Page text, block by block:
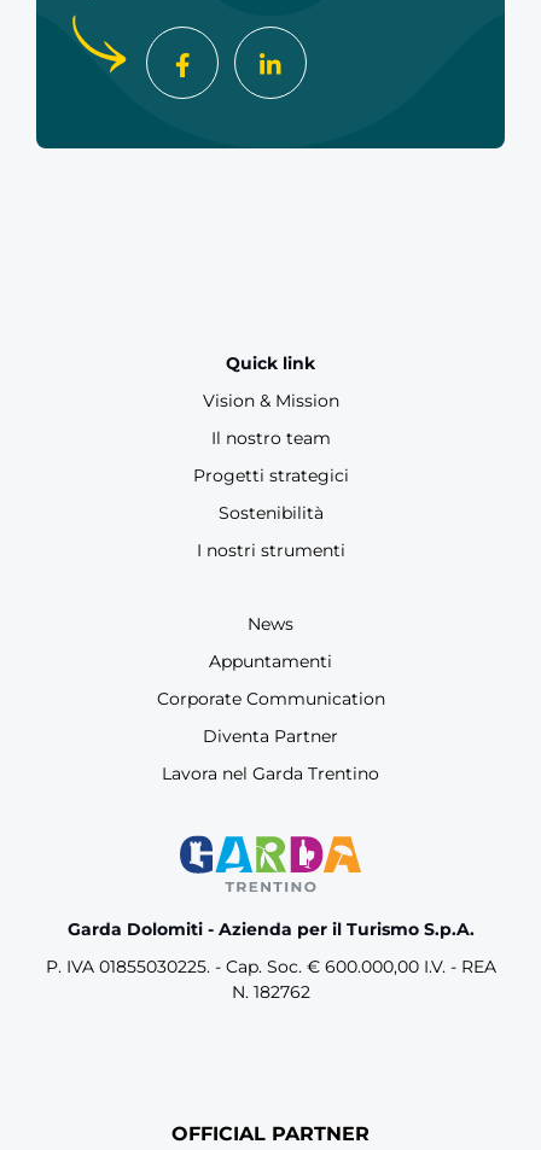
Garda Dolomiti - Azienda per il Turismo S.p.A.
P. IVA 01855030225. - Cap. Soc. € 600.000,00 I.V. - REA
N. 182762
Quick link
Vision & Mission
Il nostro team
Progetti strategici
Sostenibilità
I nostri strumenti
News
Appuntamenti
Corporate Communication
Diventa Partner
Lavora nel Garda Trentino
OFFICIAL PARTNER